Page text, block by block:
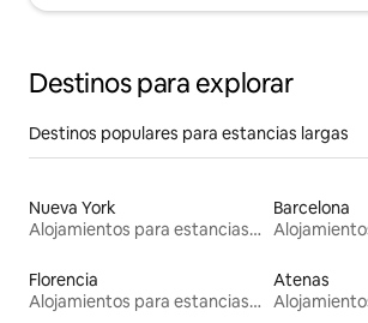
Destinos para explorar
Destinos populares para estancias largas
Nueva York
Alojamientos para estancias largas
Barcelona
Florencia
Alojamientos para estancias largas
Atenas